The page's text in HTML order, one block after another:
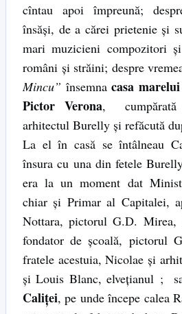
cîntau apoi împreună;
însăşi, de a cărei prietenie şi
mari muzicieni compozitori
români şi străini; despre
Mincu” însemna casa
Pictor Verona,
arhitectul Burelly şi refăcută
La el în casă se întâlneau
însura cu una din fetele
era la un moment dat
chiar şi Primar al Capitalei,
Nottara, pictorul G.D. Mirea,
fondator de şcoală, pictorul
fratele acestuia, Nicolae şi
şi Louis Blanc, elveţianul ;
Caliţei, pe unde începe calea